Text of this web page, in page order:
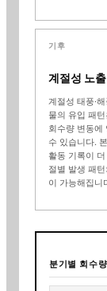
기후
계절성 노출
계절성 태풍·
물의 유입 패
회수량 변동에
수 있습니다.
활동 기록이
절별 발생 패
이 가능해집니
분기별 회수